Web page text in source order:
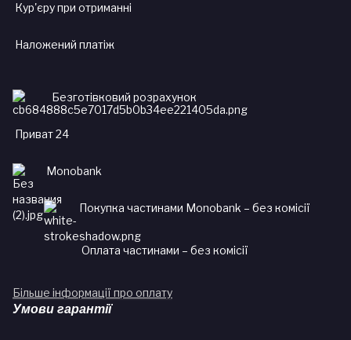
Кур'єру при отриманні
Наложений платіж
Безготівковий розрахунок
Приват 24
Monobank
Покупка частинами Monobank – без комісії
Оплата частинами – без комісії
Більше інформації про оплату
Умови гарантії